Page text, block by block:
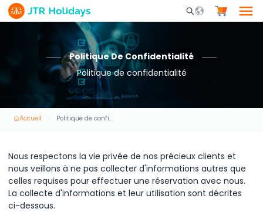
Mobile Search
Politique De Confidentialité
Politique de confidentialité
Accueil Politique de confidentialité
Nous respectons la vie privée de nos précieux clients et
nous veillons à ne pas collecter d'informations autres que
celles requises pour effectuer une réservation avec nous.
La collecte d'informations et leur utilisation sont décrites
ci-dessous.